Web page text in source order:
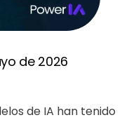
de IA han tenido
de 2026